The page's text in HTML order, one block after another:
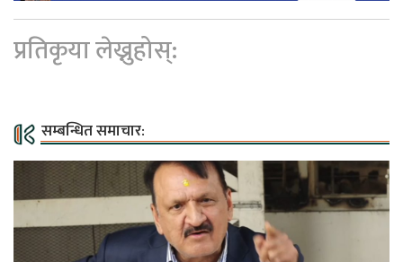
प्रतिकृया लेख्नुहोस्:
सम्बन्धित समाचार: